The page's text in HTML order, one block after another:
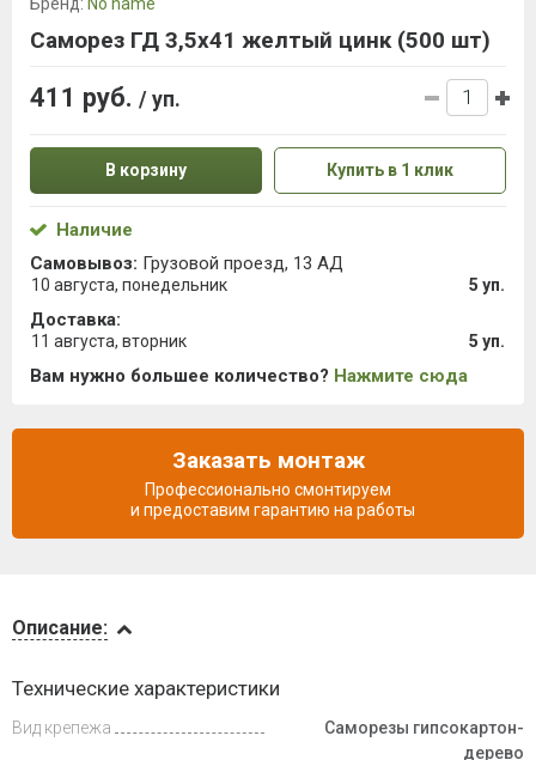
и оплата
Описание:
Технические характеристики
Вид крепежа
Саморезы гипсокартон-
дерево
Саморез ГД 3,5х41 желтый цинк (500 шт)
411 руб. / уп.
В корзину Купить в 1 клик
Наличие
Самовывоз: Грузовой проезд, 13 АД
10 августа, понедельник 5 уп.
Доставка:
11 августа, вторник 5 уп.
Вам нужно большее количество? Нажмите сюда
Заказать монтаж
Профессионально смонтируем
и предоставим гарантию на работы